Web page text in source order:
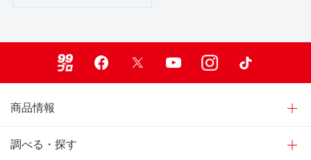
商品情報
調べる・探す